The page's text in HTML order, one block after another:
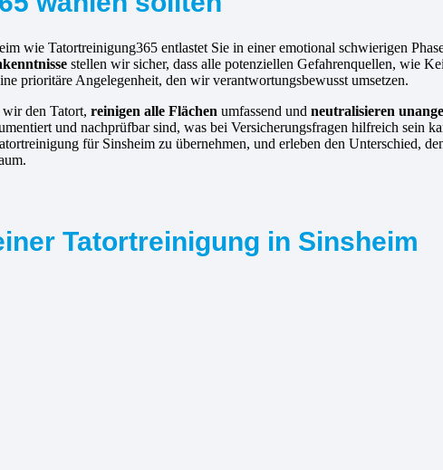
wie Tatortreinigung365 entlastet Sie in einer emotional schwierigen
stellen wir sicher, dass alle potenziellen Gefahrenquellen, wie
prioritäre Angelegenheit, den wir verantwortungsbewusst umsetzen.
den Tatort, reinigen alle Flächen umfassend und neutralisieren
und nachprüfbar sind, was bei Versicherungsfragen hilfreich sein
für Sinsheim zu übernehmen, und erleben den Unterschied,
Tatortreinigung in Sinsheim